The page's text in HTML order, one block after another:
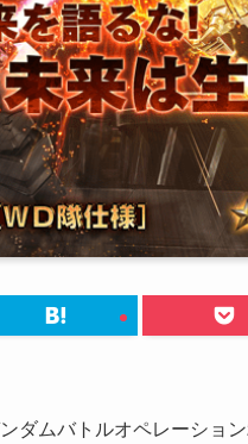
ダムバトルオペレーション